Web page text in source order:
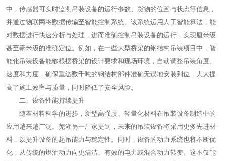
中，传感器可实时监测吊装设备的运行参数、货物的位置与状态等信息，
并通过物联网将数据传输至智能控制系统。该系统运用人工智能算法，能
对数据进行快速分析与处理，进而准确控制吊装设备的运行，实现厘米级
甚至毫米级的准确定位。例如，在一些大型桥梁的钢结构吊装项目中，智
能化吊装设备能够根据桥梁的设计要求和现场环境，自动调整吊装角度、
速度和力度，确保重达数千吨的钢结构部件准确无误地安装到位，大大提
高了施工效率与质量，同时降低了安全风险。
二、设备性能持续提升
随着材料科学的进步，新型高强度、轻量化材料在吊装设备制造中的
应用越来越广泛。芜湖另一厂家提到，未来的吊装设备将采用更多先进材
料，以提升设备的起吊能力与稳定性。同时，设备的动力系统也将不断优
化，从传统的燃油动力向更清洁、有效的电力或混合动力转变。这不仅能